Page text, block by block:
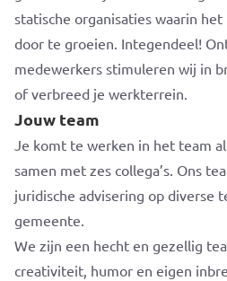
statische organisaties waarin
door te groeien. Integendeel!
medewerkers stimuleren wij in
of verbreed je werkterrein.
Jouw team
Je komt te werken in het team
samen met zes collega’s. Ons
juridische advisering op diverse
gemeente.
We zijn een hecht en gezellig
creativiteit, humor en eigen